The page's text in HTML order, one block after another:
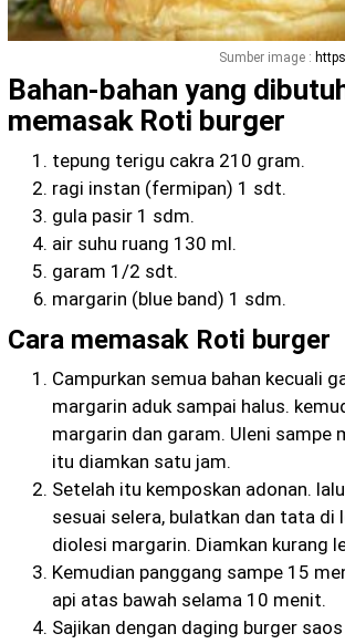
Sumber image :
Bahan-bahan yang
memasak Roti burger
tepung terigu cakra 210 gram.
ragi instan (fermipan) 1 sdt.
gula pasir 1 sdm.
air suhu ruang 130 ml.
garam 1/2 sdt.
margarin (blue band) 1 sdm.
Cara memasak Roti burger
Campurkan semua bahan kecuali
margarin aduk sampai halus.
margarin dan garam. Uleni sampe
itu diamkan satu jam.
Setelah itu kemposkan adonan.
sesuai selera, bulatkan dan tata di
diolesi margarin. Diamkan kurang
Kemudian panggang sampe 15
api atas bawah selama 10 menit.
Sajikan dengan daging burger